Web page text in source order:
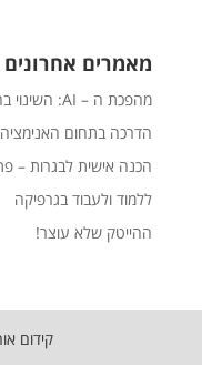
מאמרים אחרונים
מהפכת ה – AI: השינוי בהייטק, ובחיינו.
הדרכה בתחום
הכנה אישית לבגרות –
ללמוד ולעבוד בגרפיקה
ההייטק שלא עוצר!
קידום